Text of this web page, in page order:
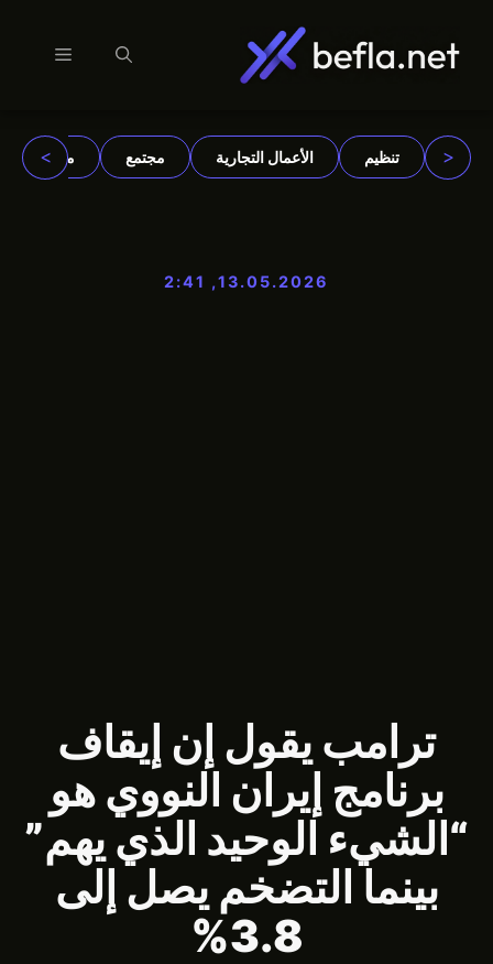
المحتوى
القائمة
< تنظيم الأعمال التجارية مجتمع مؤسسات
>
13.05.2026, 2:41
ترامب يقول إن إيقاف
برنامج إيران النووي هو
“الشيء الوحيد الذي يهم”
بينما التضخم يصل إلى
3.8%